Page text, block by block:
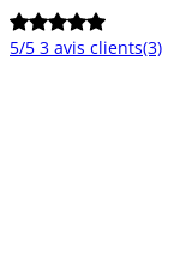
5/5 3 avis clients(3)